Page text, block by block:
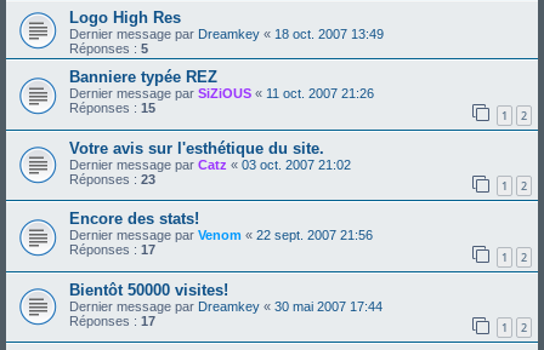
Logo High Res
Dernier message par Dreamkey « 18 oct. 2007 13:49
Réponses : 5
Banniere typée REZ
Dernier message par SiZiOUS « 11 oct. 2007 21:26
Réponses : 15 1 2
Votre avis sur l'esthétique du site.
Dernier message par Catz « 03 oct. 2007 21:02
Réponses : 23 1 2
Encore des stats!
Dernier message par Venom « 22 sept. 2007 21:56
Réponses : 17 1 2
Bientôt 50000 visites!
Dernier message par Dreamkey « 30 mai 2007 17:44
Réponses : 17 1 2